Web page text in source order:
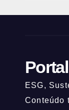
ESG,
Conteúdo